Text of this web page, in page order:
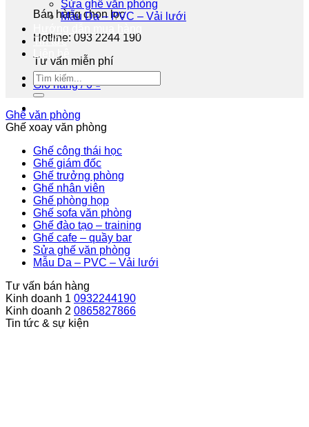
Bán hàng chọn lọc
Hotline: 093 2244 190
Tư vấn miễn phí
Giỏ hàng /0₫
Sửa ghế văn phòng
Mẫu Da – PVC – Vải lưới
Tin tức
Liên hệ
Ghế văn phòng
Ghế xoay văn phòng
Ghế công thái học
Ghế giám đốc
Ghế trưởng phòng
Ghế nhân viên
Ghế phòng họp
Ghế sofa văn phòng
Ghế đào tạo – training
Ghế cafe – quầy bar
Sửa ghế văn phòng
Mẫu Da – PVC – Vải lưới
Tư vấn bán hàng
Kinh doanh 1 0932244190
Kinh doanh 2 0865827866
Tin tức & sự kiện